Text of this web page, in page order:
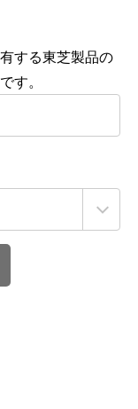
する東芝製品の
す。